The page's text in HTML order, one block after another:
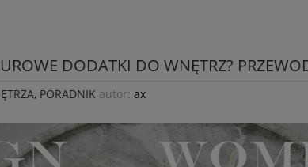
DODATKI DO WNĘTRZ?
, PORADNIK autor: ax